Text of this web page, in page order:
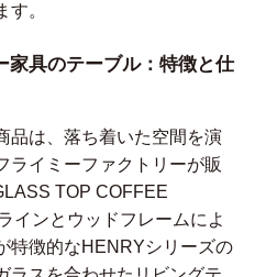
。
家具のテーブル：特徴と仕
品は、落ち着いた空間を演
ライミーファクトリーが販
TOP COFFEE
インとウッドフレームによ
特徴的なHENRYシリーズの